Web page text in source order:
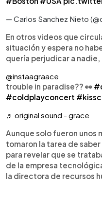
— Carlos Sanchez Nieto
En otros videos que
situación y espera no
quería perjudicar a nadie,
@instaagraace
trouble in paradise?? 👀
#coldplayconcert
♬ original sound - grace
Aunque solo fueron unos
tomaron la tarea de saber
para revelar que se
de la empresa
la directora de recursos